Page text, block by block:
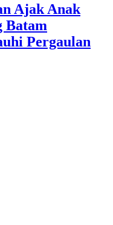
Ajak Anak
Batam
Pergaulan